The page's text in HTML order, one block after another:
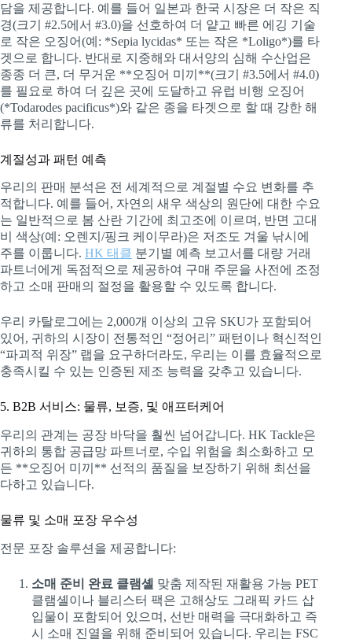
담을 제공합니다. 예를 들어 일본과 한국 시장은 더 작은 직
경(크기 #2.5에서 #3.0)을 선호하여 더 얕고 빠른 에깅 기술
로 작은 오징어(예: *Sepia lycidas* 또는 작은 *Loligo*)를 타
겟으로 합니다. 반대로 지중해와 대서양의 심해 수산업은
종종 더 큰, 더 무거운 **오징어 미끼**(크기 #3.5에서 #4.0)
를 필요로 하여 더 깊은 곳에 도달하고 유럽 비행 오징어
(*Todarodes pacificus*)와 같은 종을 타겟으로 할 때 강한 해
류를 처리합니다.
계절성과 패턴 예측
우리의 판매 분석은 전 세계적으로 계절별 수요 변화를 추
적합니다. 예를 들어, 자연의 새우 색상의 원단에 대한 수요
는 일반적으로 봄 산란 기간에 최고조에 이르며, 반면 고대
비 색상(예: 오렌지/핑크 케이무라)은 저조도 겨울 낚시에
주를 이룹니다. HK 태클 분기별 예측 보고서를 대량 거래
파트너에게 독점적으로 제공하여 구매 주문을 사전에 조정
하고 소매 판매의 절정을 활용할 수 있도록 합니다.
우리 카탈로그에는 2,000개 이상의 고유 SKU가 포함되어
있어, 귀하의 시장이 전통적인 “정어리” 패턴이나 혁신적인
“파괴적 위장” 랩을 요구하더라도, 우리는 이를 효율적으로
충족시킬 수 있는 인증된 제조 능력을 갖추고 있습니다.
5. B2B 서비스: 물류, 보증, 및 애프터케어
우리의 관계는 공장 바닥을 훨씬 넘어갑니다. HK Tackle은
귀하의 통합 공급망 파트너로, 수입 위험을 최소화하고 모
든 **오징어 미끼** 선적의 품질을 보장하기 위해 최선을
다하고 있습니다.
물류 및 소매 포장 우수성
전문 포장 솔루션을 제공합니다:
소매 준비 완료 클램셸 맞춤 제작된 재활용 가능 PET
클램셸이나 블리스터 팩은 고해상도 그래픽 카드 삽
입물이 포함되어 있으며, 선반 매력을 극대화하고 즉
시 소매 진열을 위해 준비되어 있습니다. 우리는 FSC